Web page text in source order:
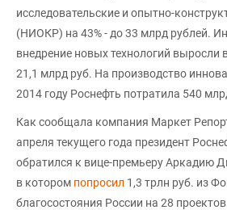
исследовательские и опытно-
(НИОКР) на 43% - до 33 млрд рублей.
внедрение новых технологий выросли
21,1 млрд руб. На производство
2014 году Роснефть потратила 540
Как сообщала компания Маркет
апреля текущего года президент
обратился к вице-премьеру Аркадию
в котором попросил 1,3 трлн руб. из
благосостояния России на 28